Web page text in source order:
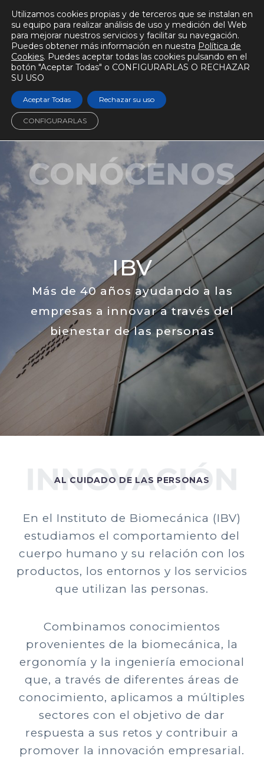
AL CUIDADO DE LAS PERSONAS
En el Instituto de Biomecánica (IBV)
estudiamos el comportamiento del
cuerpo humano y su relación con los
productos, los entornos y los servicios
que utilizan las personas.
Combinamos conocimientos
provenientes de la biomecánica, la
ergonomía y la ingeniería emocional
que, a través de diferentes áreas de
conocimiento, aplicamos a múltiples
sectores con el objetivo de dar
respuesta a sus retos y contribuir a
promover la innovación empresarial.
Utilizamos cookies propias y de terceros que se instalan en
su equipo para realizar análisis de uso y medición del Web
para mejorar nuestros servicios y facilitar su navegación.
Puedes obtener más información en nuestra Política de
Cookies. Puedes aceptar todas las cookies pulsando en el
botón "Aceptar Todas" o CONFIGURARLAS O RECHAZAR
SU USO
Aceptar Todas Rechazar su uso
CONFIGURARLAS